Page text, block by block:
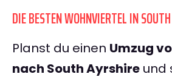
DIE BESTEN WOHNVIERTEL IN
Planst du einen Umzug
nach South Ayrshire und